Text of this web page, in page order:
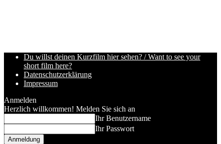
Du willst deinen Kurzfilm hier sehen? / Want to see your
short film here?
Datenschutzerklärung
Impressum
Anmelden
Herzlich willkommen! Melden Sie sich an
Ihr Benutzername
Ihr Passwort